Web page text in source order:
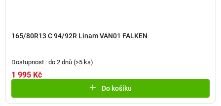
165/80R13 C 94/92R Linam VAN01 FALKEN
Dostupnost : do 2 dnů (>5 ks)
1 995 Kč
Do košíku